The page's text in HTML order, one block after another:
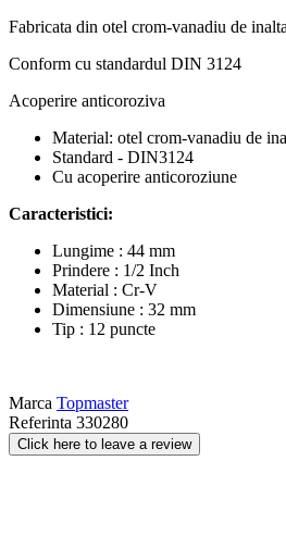
Fabricata din otel crom-vanadiu de
Conform cu standardul DIN 3124
Acoperire anticoroziva
Material: otel crom-vanadiu de
Standard - DIN3124
Cu acoperire anticoroziune
Caracteristici:
Lungime : 44 mm
Prindere : 1/2 Inch
Material : Cr-V
Dimensiune : 32 mm
Tip : 12 puncte
Marca Topmaster
Referinta 330280
Click here to leave a review